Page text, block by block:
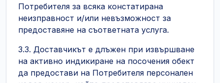
Потребителя за всяка констатирана
неизправност и/или невъзможност за
предоставяне на съответната услуга.
3.3. Доставчикът е длъжен при извършване
на активно индикиране на посочения обект
да предостави на Потребителя персонален